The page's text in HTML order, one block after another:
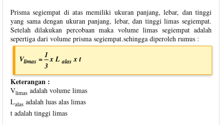
Prisma segiempat di atas memiliki ukuran panjang, lebar, dan tinggi
yang sama dengan ukuran panjang, lebar, dan tinggi limas segiempat.
Setelah dilakukan percobaan maka volume limas segiempat adalah
sepertiga dari volume prisma segiempat.sehingga diperoleh rumus :
Vlimas = 1 x L alas x t
3
Keterangan :
Vlimas adalah volume limas
Lalas adalah luas alas limas
t adalah tinggi limas